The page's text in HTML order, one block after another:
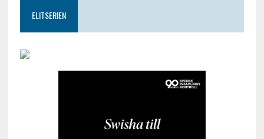
ELITSERIEN